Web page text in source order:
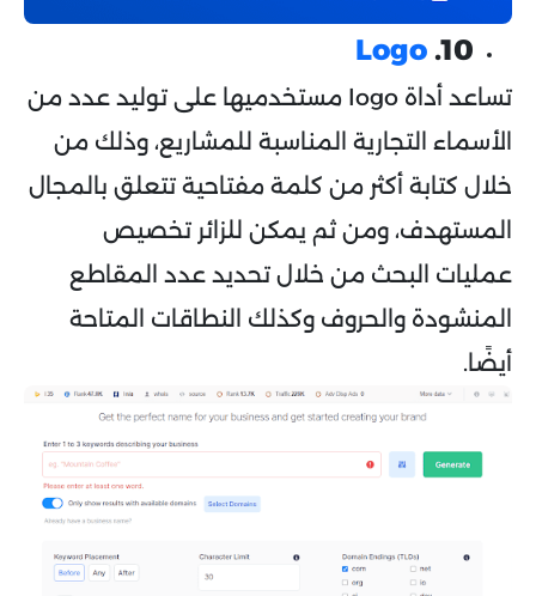
10.
Logo
تساعد أداة logo مستخدميها على توليد عدد من
الأسماء التجارية المناسبة للمشاريع، وذلك من
خلال كتابة أكثر من كلمة مفتاحية تتعلق بالمجال
المستهدف، ومن ثم يمكن للزائر تخصيص
عمليات البحث من خلال تحديد عدد المقاطع
المنشودة والحروف وكذلك النطاقات المتاحة
أيضًا.